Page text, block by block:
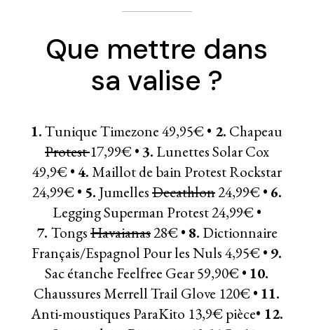
Que mettre dans
sa valise ?
1.Tunique Timezone 49,95€ • 2. Chapeau
Protest17,99€ • 3. Lunettes Solar Cox
49,9€ •4.Maillot de bain Protest Rockstar
24,99€ • 5. JumellesDecathlon24,99€ • 6.
Legging Superman Protest 24,99€ •
7. TongsHavaianas28€ • 8. Dictionnaire
Français/Espagnol Pour les Nuls4,95€ • 9.
Sac étanche Feelfree Gear 59,90€ • 10.
ChaussuresMerrell Trail Glove 120€ • 11.
Anti-moustiques ParaKito 13,9€ pièce• 12.